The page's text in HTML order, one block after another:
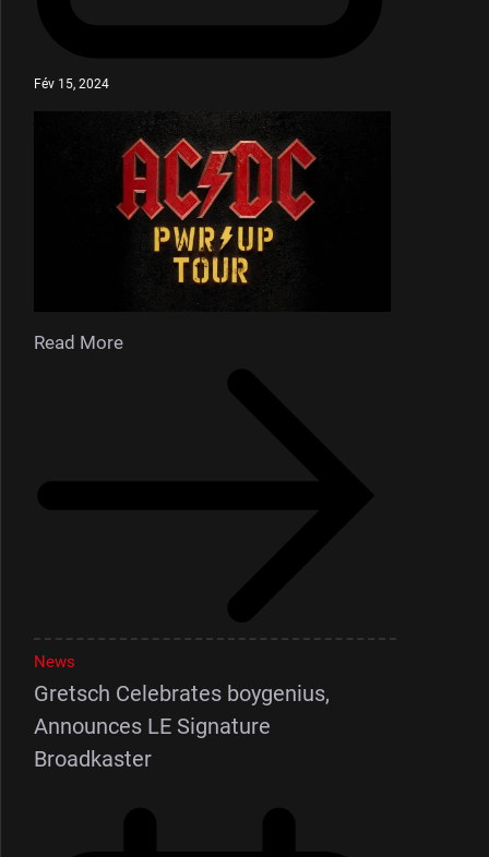
Fév 15, 2024
Read More
News
Gretsch Celebrates boygenius,
Announces LE Signature
Broadkaster